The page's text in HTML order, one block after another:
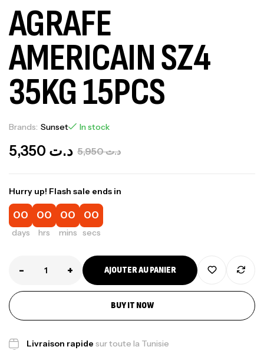
AGRAFE
AMERICAIN SZ4
35KG 15PCS
Brands: Sunset In stock
د.ت5,950 د.ت
Hurry up! Flash sale ends in
00
days
00
hrs
00
mins
00
secs
- + AJOUTER AU PANIER
BUY IT NOW
Livraison rapide sur toute la Tunisie